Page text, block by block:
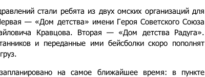
стали ребята из двух омских организаций для
— «Дом детства» имени Героя Советского Союза
Кравцова. Вторая — «Дом детства Радуга».
и переданные ими бейсболки скоро пополнят
на самое ближайшее время: в пункте